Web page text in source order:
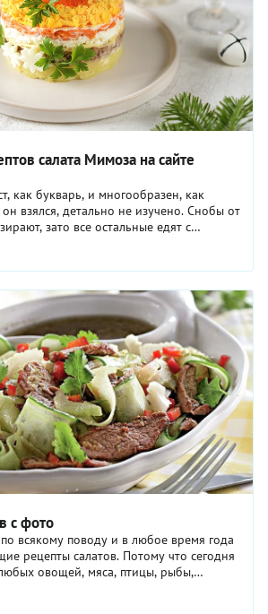
салата Мимоза на сайте
как букварь, и многообразен, как
взялся, детально не изучено. Снобы от
зато все остальные едят с
В любом ...
с фото
всякому поводу и в любое время года
рецепты салатов. Потому что сегодня
любых овощей, мяса, птицы, рыбы,
крупы и бобовых, ...